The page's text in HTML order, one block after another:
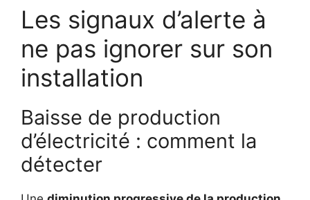
Les signaux d’alerte à
ne pas ignorer sur son
installation
Baisse de production
d’électricité : comment la
détecter